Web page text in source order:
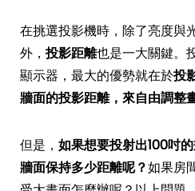
在挑選投影機時，除了亮度與
外，投影距離也是一大關鍵。
顯示器，最大的優勢就在於投
牆面的投影距離，來自由調整
但是， 如果想要投射出100吋
牆面保持多少距離呢？如果房